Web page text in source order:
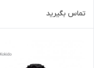
تماس بگیرید